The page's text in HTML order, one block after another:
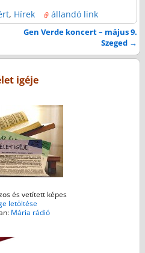
, Hírek állandó link
Gen Verde koncert – május 9.
Szeged →
igéje
és vetített képes
letöltése
Mária rádió